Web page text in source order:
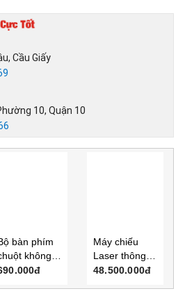
Cầu Giấy
10, Quận 10
bàn phím
không
Logitech
Máy chiếu
Laser thông
minh
48.500.000đ